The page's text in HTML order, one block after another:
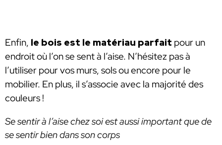
Enfin, le bois est le matériau parfait pour un
endroit où l’on se sent à l’aise. N’hésitez pas à
l’utiliser pour vos murs, sols ou encore pour le
mobilier. En plus, il s’associe avec la majorité des
couleurs !
Se sentir à l’aise chez soi est aussi important que de
se sentir bien dans son corps